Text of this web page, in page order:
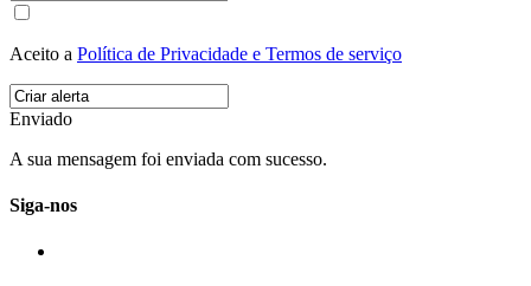
Aceito a Política de Privacidade e Termos de serviço
Enviado
A sua mensagem foi enviada com sucesso.
Siga-nos